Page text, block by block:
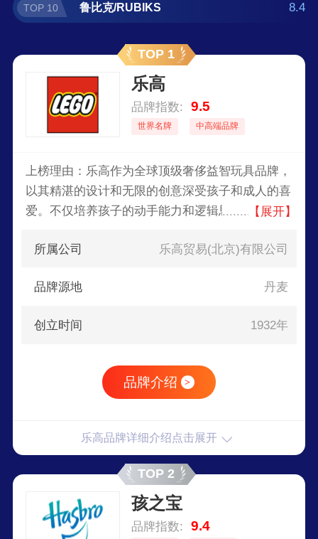
TOP 10 鲁比克/RUBIKS 8.4
TOP 1
乐高
品牌指数: 9.5
世界名牌 中高端品牌
上榜理由：乐高作为全球顶级奢侈益智玩具品牌，
以其精湛的设计和无限的创意深受孩子和成人的喜
爱。不仅培养孩子的动手能力和逻辑思维，更鼓励
经典电影到科幻太空，每一款都是精致的艺术品。
都能完美契合。
【展开】
所属公司 乐高贸易(北京)有限公司
品牌源地 丹麦
创立时间 1932年
品牌介绍 >
乐高品牌详细介绍点击展开
TOP 2
孩之宝
品牌指数: 9.4